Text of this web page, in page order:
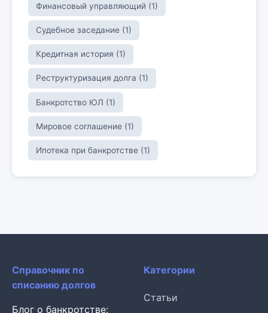
Финансовый управляющий (1)
Судебное заседание (1)
Кредитная история (1)
Реструктуризация долга (1)
Банкротство ЮЛ (1)
Мировое соглашение (1)
Ипотека при банкротстве (1)
Справочник по
списанию долгов
Блог о банкротстве:
Категории
Статьи